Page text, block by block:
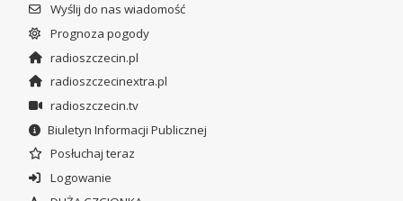
Wyślij do nas wiadomość
Prognoza pogody
radioszczecin.pl
radioszczecinextra.pl
radioszczecin.tv
Biuletyn Informacji Publicznej
Posłuchaj teraz
Logowanie